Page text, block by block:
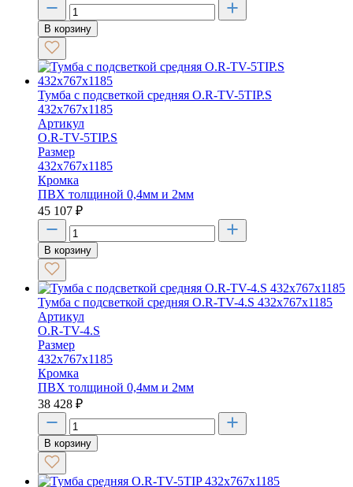
В корзину
Тумба с подсветкой средняя O.R-TV-5TIP.S
432х767х1185
Артикул
O.R-TV-5TIP.S
Размер
432х767х1185
Кромка
ПВХ толщиной 0,4мм и 2мм
45 107 ₽
В корзину
Тумба с подсветкой средняя O.R-TV-4.S 432х767х1185
Артикул
O.R-TV-4.S
Размер
432х767х1185
Кромка
ПВХ толщиной 0,4мм и 2мм
38 428 ₽
В корзину